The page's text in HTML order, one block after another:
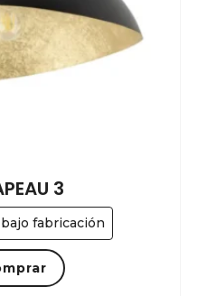
fabricación
3